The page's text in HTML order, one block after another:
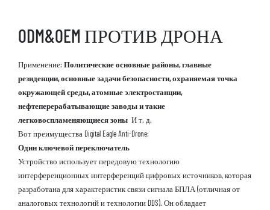
ODM&OEM ПРОТИВ ДРОНА
Применение: Политические основные районы, главные
резиденции, основные задачи безопасности, охраняемая точка
окружающей среды, атомные электростанции,
нефтеперерабатывающие заводы и такие
легковоспламеняющиеся зоны И т. д.
Вот преимущества Digital Eagle Anti-Drone:
Один ключевой переключатель
Устройство использует передовую технологию
интерференционных интерференций цифровых источников, которая
разработана для характеристик связи сигнала БПЛА (отличная от
аналоговых технологий и технологии DDS). Он обладает